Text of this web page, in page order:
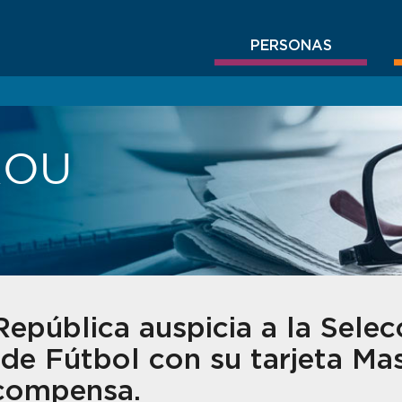
PERSONAS
auspicia a la
Fútbol con su tarjeta